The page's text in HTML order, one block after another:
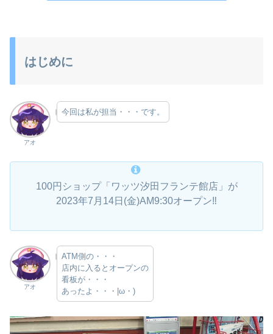
はじめに
アオ
今回は私が担当・・・です。
100円ショップ「ワッツ汐田フランテ館店」が
2023年7月14日(金)AM9:30オープン‼
アオ
ATM側の・・・
店内に入るとオープンの
看板が・・・
あったよ・・・|ω・)